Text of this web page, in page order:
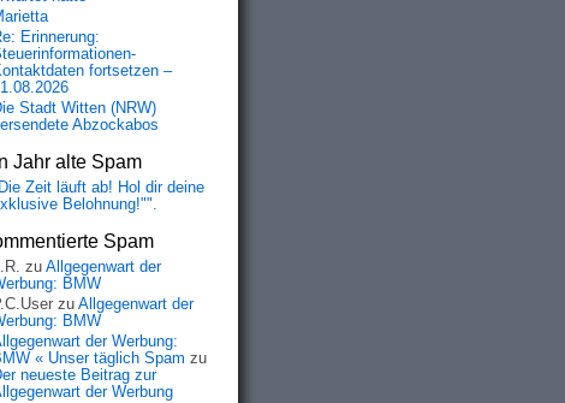
Erinnerung:
fortsetzen –
Stadt Witten (NRW)
Abzockabos
Jahr alte Spam
Zeit läuft ab! Hol dir deine
Belohnung!"".
Spam
zu Allgegenwart der
BMW
zu Allgegenwart der
BMW
der Werbung:
« Unser täglich Spam zu
neueste Beitrag zur
der Werbung